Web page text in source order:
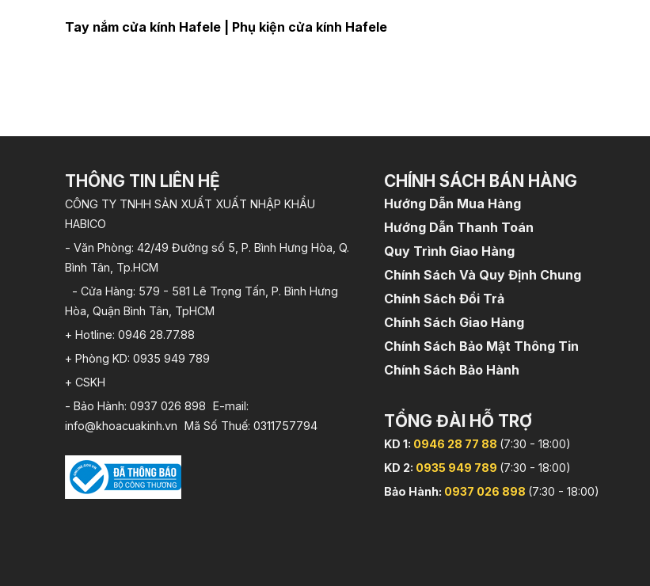
Tay nắm cửa kính Hafele Phụ kiện cửa kính Hafele
THÔNG TIN LIÊN HỆ
CÔNG TY TNHH SẢN XUẤT XUẤT NHẬP KHẨU
HABICO
- Văn Phòng: 42/49 Đường số 5, P. Bình Hưng Hòa, Q.
Bình Tân, Tp.HCM
- Cửa Hàng: 579 - 581 Lê Trọng Tấn, P. Bình Hưng
Hòa, Quận Bình Tân, TpHCM
+ Hotline: 0946 28.77.88
+ Phòng KD: 0935 949 789
+ CSKH
- Bảo Hành: 0937 026 898 E-mail:
info@khoacuakinh.vn Mã Số Thuế: 0311757794
CHÍNH SÁCH BÁN HÀNG
Hướng Dẫn Mua Hàng
Hướng Dẫn Thanh Toán
Quy Trình Giao Hàng
Chính Sách Và Quy Định Chung
Chính Sách Đổi Trả
Chính Sách Giao Hàng
Chính Sách Bảo Mật Thông Tin
Chính Sách Bảo Hành
TỔNG ĐÀI HỖ TRỢ
KD 1: 0946 28 77 88 (7:30 - 18:00)
KD 2: 0935 949 789 (7:30 - 18:00)
Bảo Hành: 0937 026 898 (7:30 - 18:00)